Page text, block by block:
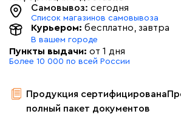
Самовывоз: сегодня
Список магазинов самовывоза
Курьером: бесплатно , завтра
В вашем городе
Пункты выдачи: от 1 дня
Более 10 000 по всей России
Продукция сертифицирована
полный пакет документов